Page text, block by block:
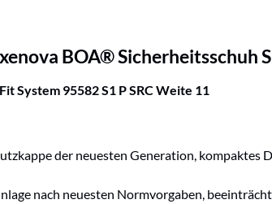
BOA® Sicherheitsschuh
System 95582 S1 P SRC Weite 11
der neuesten Generation,
nach neuesten Normvorgaben,